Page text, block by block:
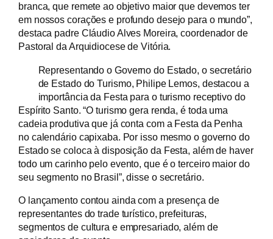
branca, que remete ao objetivo maior que devemos ter
em nossos corações e profundo desejo para o mundo”,
destaca padre Cláudio Alves Moreira, coordenador de
Pastoral da Arquidiocese de Vitória.
Representando o Governo do Estado, o secretário
de Estado do Turismo, Philipe Lemos, destacou a
importância da Festa para o turismo receptivo do
Espírito Santo. “O turismo gera renda, é toda uma
cadeia produtiva que já conta com a Festa da Penha
no calendário capixaba. Por isso mesmo o governo do
Estado se coloca à disposição da Festa, além de haver
todo um carinho pelo evento, que é o terceiro maior do
seu segmento no Brasil”, disse o secretário.
O lançamento contou ainda com a presença de
representantes do trade turístico, prefeituras,
segmentos de cultura e empresariado, além de